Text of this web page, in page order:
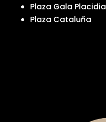
Plaza Gala Placidia
Plaza Cataluña